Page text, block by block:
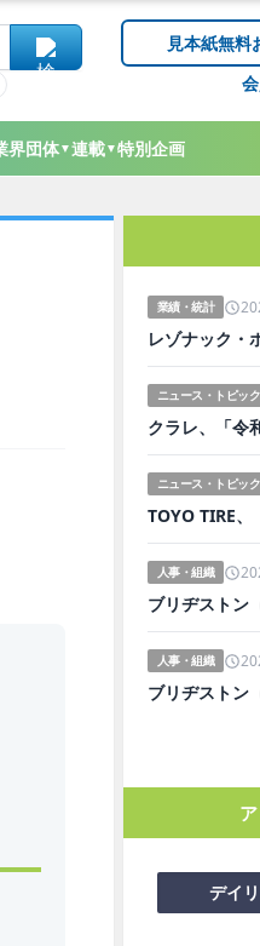
見本紙無料
界団体▼連載▼特別企画
業績・統計
ニュース・トピッ
ニュース・トピッ
人事・組織
ブリヂストン
人事・組織
ブリヂストン
デイ